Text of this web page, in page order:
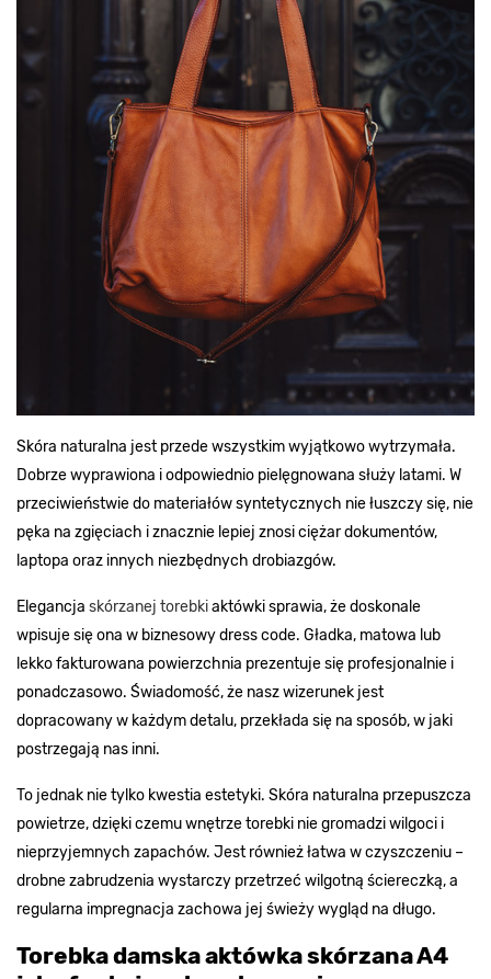
Skóra naturalna jest przede wszystkim wyjątkowo wytrzymała.
Dobrze wyprawiona i odpowiednio pielęgnowana służy latami. W
przeciwieństwie do materiałów syntetycznych nie łuszczy się, nie
pęka na zgięciach i znacznie lepiej znosi ciężar dokumentów,
laptopa oraz innych niezbędnych drobiazgów.
Elegancja skórzanej torebkiaktówki sprawia, że doskonale
wpisuje się ona w biznesowy dress code. Gładka, matowa lub
lekko fakturowana powierzchnia prezentuje się profesjonalnie i
ponadczasowo. Świadomość, że nasz wizerunek jest
dopracowany w każdym detalu, przekłada się na sposób, w jaki
postrzegają nas inni.
To jednak nie tylko kwestia estetyki. Skóra naturalna przepuszcza
powietrze, dzięki czemu wnętrze torebki nie gromadzi wilgoci i
nieprzyjemnych zapachów. Jest również łatwa w czyszczeniu –
drobne zabrudzenia wystarczy przetrzeć wilgotną ściereczką, a
regularna impregnacja zachowa jej świeży wygląd na długo.
Torebka damska aktówka skórzana A4